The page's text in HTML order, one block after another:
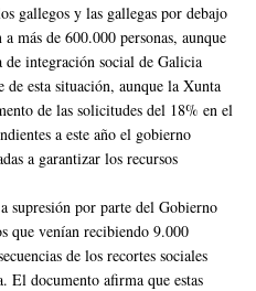
gallegos y las gallegas por debajo
más de 600.000 personas, aunque
de integración social de Galicia
esta situación, aunque la Xunta
de las solicitudes del 18% en el
a este año el gobierno
a garantizar los recursos
supresión por parte del Gobierno
que venían recibiendo 9.000
de los recortes sociales
El documento afirma que estas